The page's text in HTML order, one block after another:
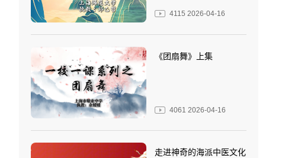
4115 2026-04-16
《团扇舞》上集
4061 2026-04-16
走进神奇的海派中医文化